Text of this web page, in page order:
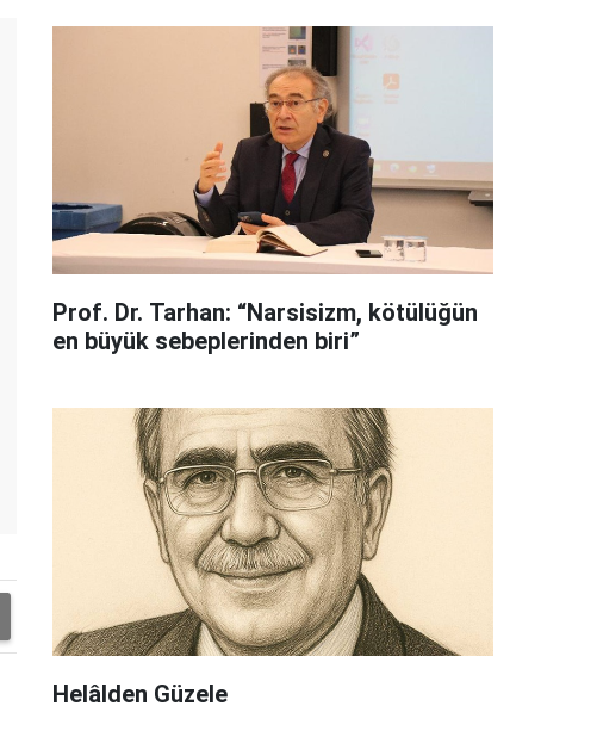
Prof. Dr. Tarhan: “Narsisizm, kötülüğün
en büyük sebeplerinden biri”
Helâlden Güzele